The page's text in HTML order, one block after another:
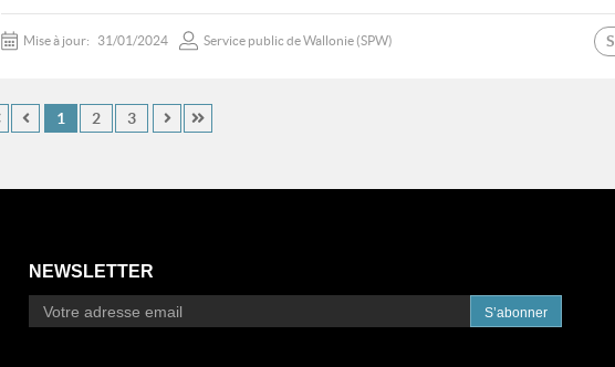
Mise à jour: 31/01/2024 Service public de Wallonie (SPW)
1 2 3
NEWSLETTER
S’abonner